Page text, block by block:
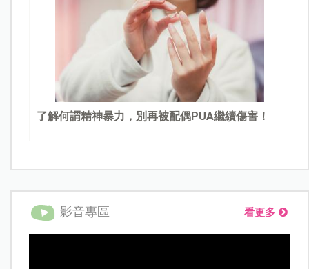
了解何謂精神暴力，別再被配偶PUA繼續傷害！
影音專區 看更多